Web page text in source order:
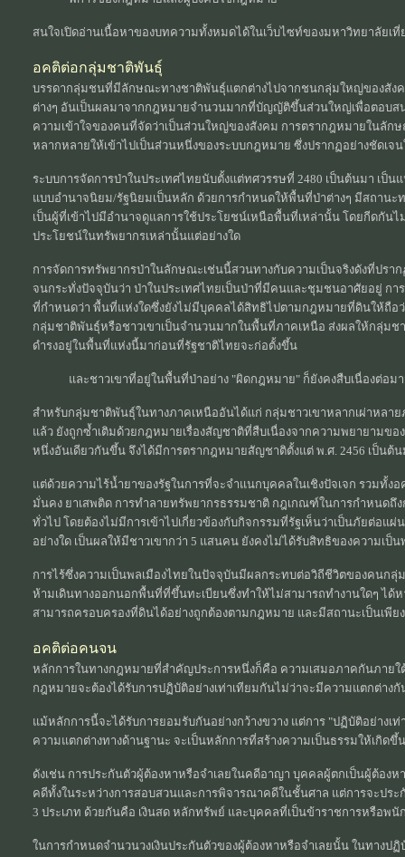
สนใจเปิดอ่านเนื้อหาของบทความทั้งหมดได้ในเว็บไซท์ของมหาวิทยาลัยเที่ย
อคติต่อกลุ่มชาติพันธุ์
บรรดากลุ่มชนที่มีลักษณะทางชาติพันธุ์แตกต่างไปจากชนกลุ่มใหญ่ของสัง
ต่างๆ อันเป็นผลมาจากกฎหมายจำนวนมากที่บัญญัติขึ้นส่วนใหญ่เพื่อตอบส
ความเข้าใจของคนที่จัดว่าเป็นส่วนใหญ่ของสังคม การตรากฎหมายในลั
หลากหลายให้เข้าไปเป็นส่วนหนึ่งของระบบกฎหมาย ซึ่งปรากฏอย่างชัดเ
ระบบการจัดการป่าในประเทศไทยนับตั้งแต่ทศวรรษที่ 2480 เป็นต้นมา เป็
แบบอำนาจนิยม/รัฐนิยมเป็นหลัก ด้วยการกำหนดให้พื้นที่ป่าต่างๆ มีสถานะ
เป็นผู้ที่เข้าไปมีอำนาจดูแลการใช้ประโยชน์เหนือพื้นที่เหล่านั้น โดยกีดกั
ประโยชน์ในทรัพยากรเหล่านั้นแต่อย่างใด
การจัดการทรัพยากรป่าในลักษณะเช่นนี้สวนทางกับความเป็นจริงดังที่ปรา
จนกระทั่งปัจจุบันว่า ป่าในประเทศไทยเป็นป่าที่มีคนและชุมชนอาศัยอยู่ ก
ที่กำหนดว่า พื้นที่แห่งใดซึ่งยังไม่มีบุคคลได้สิทธิไปตามกฎหมายที่ดินให้ถือว่
กลุ่มชาติพันธุ์หรือชาวเขาเป็นจำนวนมากในพื้นที่ภาคเหนือ ส่งผลให้กลุ่มช
ดำรงอยู่ในพื้นที่แห่งนี้มาก่อนที่รัฐชาติไทยจะก่อตั้งขึ้น
และชาวเขาที่อยู่ในพื้นที่ป่าอย่าง "ผิดกฎหมาย" ก็ยังคงสืบเนื่องต่อม
สำหรับกลุ่มชาติพันธุ์ในทางภาคเหนืออันได้แก่ กลุ่มชาวเขาหลากเผ่าหล
แล้ว ยังถูกซ้ำเติมด้วยกฎหมายเรื่องสัญชาติที่สืบเนื่องจากความพยายามข
หนึ่งอันเดียวกันขึ้น จึงได้มีการตรากฎหมายสัญชาติตั้งแต่ พ.ศ. 2456 เป็นต้น
แต่ด้วยความไร้น้ำยาของรัฐในการที่จะจำแนกบุคคลในเชิงปัจเจก รวมทั้
มั่นคง ยาเสพติด การทำลายทรัพยากรธรรมชาติ กฎเกณฑ์ในการกำหนดถึ
ทั่วไป โดยต้องไม่มีการเข้าไปเกี่ยวข้องกับกิจกรรมที่รัฐเห็นว่าเป็นภัยต่อแ
อย่างใด เป็นผลให้มีชาวเขากว่า 5 แสนคน ยังคงไม่ได้รับสิทธิของความเป็
การไร้ซึ่งความเป็นพลเมืองไทยในปัจจุบันมีผลกระทบต่อวิถีชีวิตของคนกลุ่
ห้ามเดินทางออกนอกพื้นที่ที่ขึ้นทะเบียนซึ่งทำให้ไม่สามารถทำงานใดๆ ได้
สามารถครอบครองที่ดินได้อย่างถูกต้องตามกฎหมาย และมีสถานะเป็นเพี
อคติต่อคนจน
หลักการในทางกฎหมายที่สำคัญประการหนึ่งก็คือ ความเสมอภาคกันภาย
กฎหมายจะต้องได้รับการปฏิบัติอย่างเท่าเทียมกันไม่ว่าจะมีความแตกต่างกั
แม้หลักการนี้จะได้รับการยอมรับกันอย่างกว้างขวาง แต่การ "ปฏิบัติอย่างเ
ความแตกต่างทางด้านฐานะ จะเป็นหลักการที่สร้างความเป็นธรรมให้เกิดขึ้
ดังเช่น การประกันตัวผู้ต้องหาหรือจำเลยในคดีอาญา บุคคลผู้ตกเป็นผู้ต้อง
คดีทั้งในระหว่างการสอบสวนและการพิจารณาคดีในชั้นศาล แต่การจะป
3 ประเภท ด้วยกันคือ เงินสด หลักทรัพย์ และบุคคลที่เป็นข้าราชการหรือพนั
ในการกำหนดจำนวนวงเงินประกันตัวของผู้ต้องหาหรือจำเลยนั้น ในทางป